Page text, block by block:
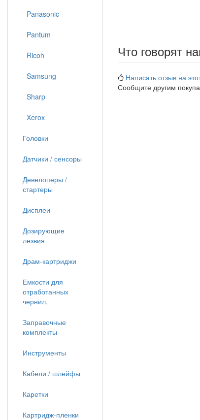
Что говорят
Написать отзыв на
Сообщите другим
Panasonic
Pantum
Ricoh
Samsung
Sharp
Xerox
Головки
Датчики / сенсоры
Девелоперы /
стартеры
Дисплеи
Дозирующие
лезвия
Драм-картриджи
Емкости для
отработанных
чернил,
Заправочные
комплекты
Инструменты
Кабели / шлейфы
Каретки
Картридж-пленки